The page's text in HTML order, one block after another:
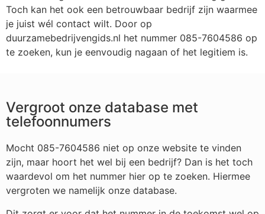
Toch kan het ook een betrouwbaar bedrijf zijn waarmee
je juist wél contact wilt. Door op
duurzamebedrijvengids.nl het nummer 085-7604586 op
te zoeken, kun je eenvoudig nagaan of het legitiem is.
Vergroot onze database met
telefoonnumers
Mocht 085-7604586 niet op onze website te vinden
zijn, maar hoort het wel bij een bedrijf? Dan is het toch
waardevol om het nummer hier op te zoeken. Hiermee
vergroten we namelijk onze database.